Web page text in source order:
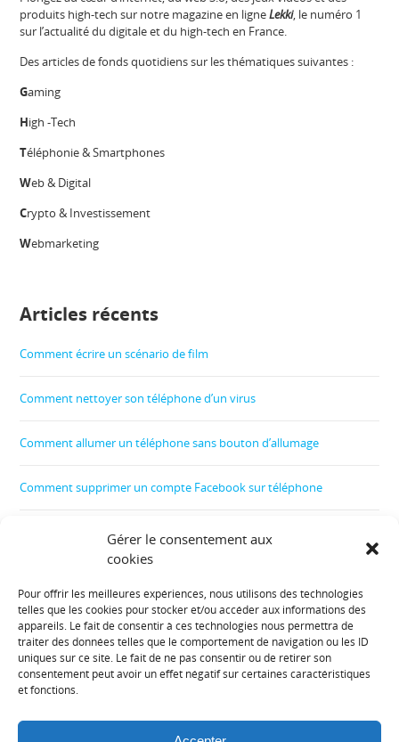
Gérer le consentement aux
cookies
Pour offrir les meilleures expériences, nous utilisons des technologies
telles que les cookies pour stocker et/ou accéder aux informations des
appareils. Le fait de consentir à ces technologies nous permettra de
traiter des données telles que le comportement de navigation ou les ID
uniques sur ce site. Le fait de ne pas consentir ou de retirer son
consentement peut avoir un effet négatif sur certaines caractéristiques
et fonctions.
produits high-tech sur notre magazine en ligneLekki, le numéro 1
sur l’actualité du digitale et du high-tech en France.
Des articles de fonds quotidiens sur les thématiques suivantes :
Gaming
High -Tech
Téléphonie & Smartphones
Web & Digital
Crypto & Investissement
Webmarketing
Articles récents
Comment écrire un scénario de film
Comment nettoyer son téléphone d’un virus
Comment allumer un téléphone sans bouton d’allumage
Comment supprimer un compte Facebook sur téléphone
Comment créer un film
Informations diverses :
Plan de site